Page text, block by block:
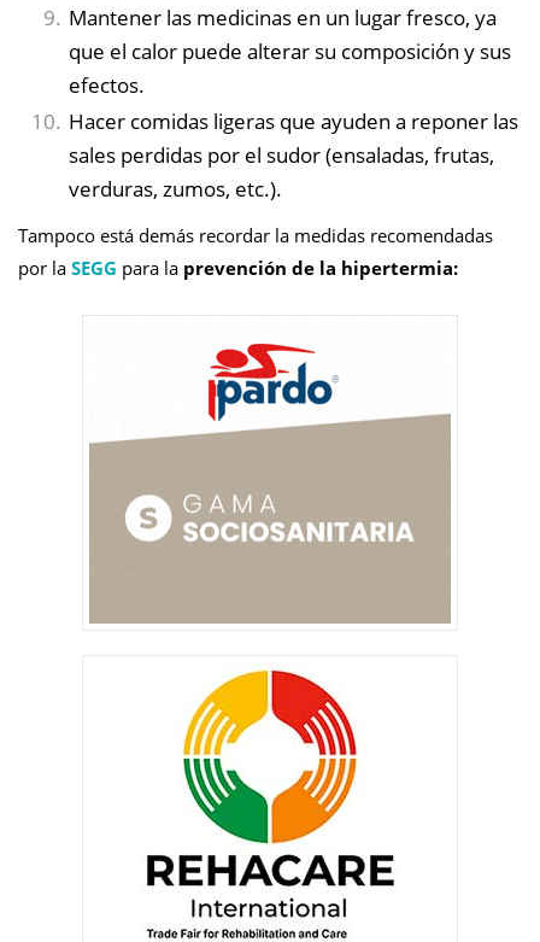
Mantener las medicinas en un lugar fresco, ya
que el calor puede alterar su composición y sus
efectos.
Hacer comidas ligeras que ayuden a reponer las
sales perdidas por el sudor (ensaladas, frutas,
verduras, zumos, etc.).
Tampoco está demás recordar la medidas recomendadas
por la SEGG para la prevención de la hipertermia: